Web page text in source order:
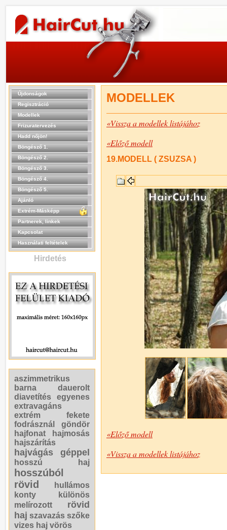
Újdonságok
Regisztráció
Modellek
Frizuratervezés
Hadd nőjön!
Böngésző 1.
Böngésző 2.
Böngésző 3.
Böngésző 4.
Böngésző 5.
Ajánló
Extrém-Másképp
Partnerek, linkek
Kapcsolat
Használati feltételek
Hirdetés
aszimmetrikus
barna
dauerolt
diavetítés
egyenes
extravagáns
extrém
fekete
fodrásznál
göndör
hajfonat
hajmosás
hajszárítás
hajvágás géppel
hosszú haj
hosszúból
rövid
hullámos
konty
különös
melírozott
rövid
haj szavazás szőke
vizes haj vörös
MODELLEK
«Vissza a modellek listájához
«Előző modell
19.MODELL ( ZSUZSA )
«Előző modell
«Vissza a modellek listájához